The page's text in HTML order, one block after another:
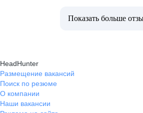
Показать больше
HeadHunter
Размещение вакансий
Поиск по резюме
О компании
Наши вакансии